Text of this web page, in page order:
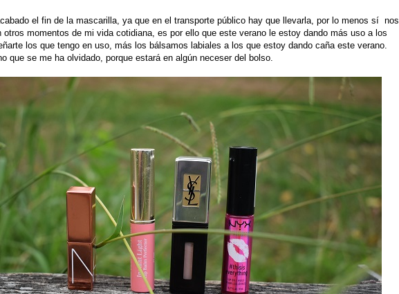
el fin de la mascarilla, ya que en el transporte público hay que llevarla, por lo menos sí nos
otros momentos de mi vida cotidiana, es por ello que este verano le estoy dando más uso a los
los que tengo en uso, más los bálsamos labiales a los que estoy dando caña este verano.
que se me ha olvidado, porque estará en algún neceser del bolso.